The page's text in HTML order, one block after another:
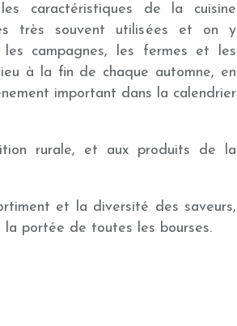
caractéristiques de la cuisine
très souvent utilisées et on y
campagnes, les fermes et les
à la fin de chaque automne, en
important dans la calendrier
rurale, et aux produits de la
et la diversité des saveurs,
portée de toutes les bourses.